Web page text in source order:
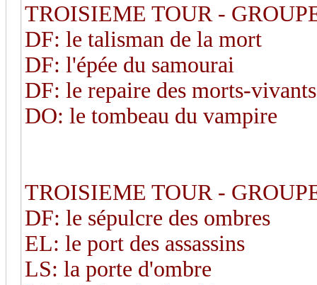
TROISIEME TOUR -
DF: le talisman de la mort
DF: l'épée du samourai
DF: le repaire des morts-vivants
DO: le tombeau du vampire
TROISIEME TOUR -
DF: le sépulcre des ombres
EL: le port des assassins
LS: la porte d'ombre